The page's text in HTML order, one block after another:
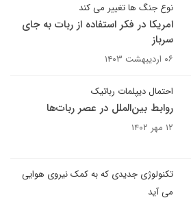
نوع جنگ ها تغییر می کند
امریکا در فکر استفاده از ربات به جای
سرباز
۰۶ اردیبهشت ۱۴۰۳
احتمال دیپلمات رباتیک
روابط بین‌الملل در عصر ربات‌ها
۱۲ مهر ۱۴۰۲
تکنولوژی جدیدی که به کمک نیروی هوایی
می آید